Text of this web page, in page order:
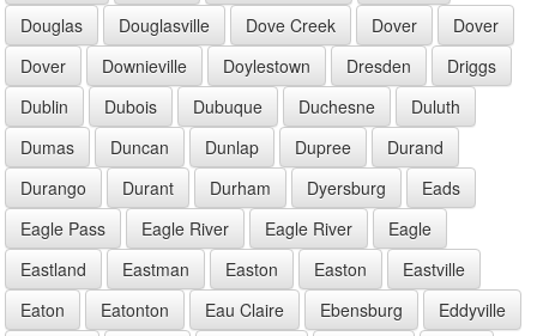
Douglas
Douglasville Dove Creek Dover
Dover
Dover
Downieville Doylestown Dresden
Driggs
Dublin
Dubois Dubuque Duchesne
Duluth
Dumas
Duncan Dunlap Dupree
Durand
Durango
Durant Durham Dyersburg
Eads
Eagle Pass
Eagle River Eagle River
Eagle
Eastland
Eastman Easton Easton
Eastville
Eaton
Eatonton Eau Claire Ebensburg
Eddyville